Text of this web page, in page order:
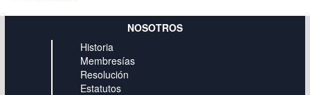
NOSOTROS
Historia
Membresías
Resolución
Estatutos